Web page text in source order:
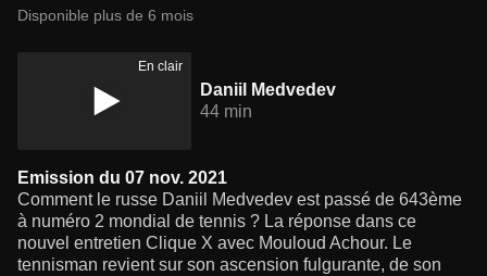
Disponible plus de 6 mois
En clair
Daniil Medvedev
44 min
Emission du 07 nov. 2021
Comment le russe Daniil Medvedev est passé de 643ème
à numéro 2 mondial de tennis ? La réponse dans ce
nouvel entretien Clique X avec Mouloud Achour. Le
tennisman revient sur son ascension fulgurante, de son